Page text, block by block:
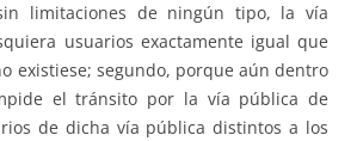
limitaciones de ningún tipo, la vía
usuarios exactamente igual que
existiese; segundo, porque aún dentro
el tránsito por la vía pública de
de dicha vía pública distintos a los